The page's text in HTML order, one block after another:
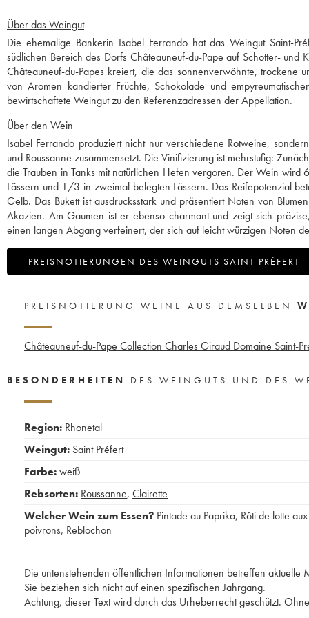
Über das Weingut
Die ehemalige Bankerin Isabel Ferrando hat das Weingut Saint-
südlichen Bereich des Dorfs Châteauneuf-du-Pape auf Schotter-
Châteauneuf-du-Papes kreiert, die das sonnenverwöhnte,
von Aromen kandierter Früchte, Schokolade und
bewirtschaftete Weingut zu den Referenzadressen der Appellation.
Über den Wein
Isabel Ferrando produziert nicht nur verschiedene Rotweine,
und Roussanne zusammensetzt. Die Vinifizierung ist mehrstufig:
die Trauben in Tanks mit natürlichen Hefen vergoren. Der Wein
Fässern und 1/3 in zweimal belegten Fässern. Das Reifepotenzial
Gelb. Das Bukett ist ausdrucksstark und präsentiert Noten von
Akazien. Am Gaumen ist er ebenso charmant und zeigt sich
einen langen Abgang verfeinert, der sich auf leicht würzigen Noten
PREISNOTIERUNGEN DES WEINGUTS SAINT PRÉFERT
PREISNOTIERUNG WEINE AUS DEMSELBEN
Châteauneuf-du-Pape Collection Charles Giraud Domaine Saint-
BESONDERHEITEN DES WEINGUTS UND DES
Region: Rhonetal
Weingut: Saint Préfert
Farbe:weiß
Rebsorten: Roussanne, Clairette
Welcher Wein zum Essen? Pintade au Paprika, Rôti de lotte aux
poivrons, Reblochon
Die untenstehenden öffentlichen Informationen betreffen aktuelle
Sie beziehen sich nicht auf einen spezifischen Jahrgang.
Achtung, dieser Text wird durch das Urheberrecht geschützt.